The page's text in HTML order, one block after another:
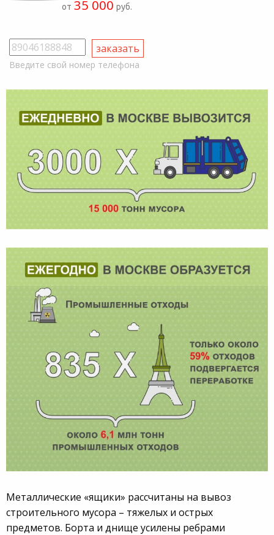
от 35 000 руб.
Введите свой номер телефона
Металлические «ящики» рассчитаны на вывоз
строительного мусора – тяжелых и острых
предметов. Борта и днище усилены ребрами